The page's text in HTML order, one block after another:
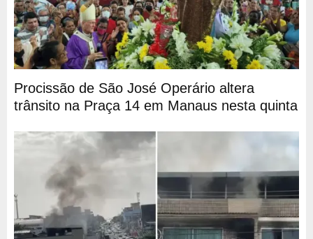
Procissão de São José Operário altera
trânsito na Praça 14 em Manaus nesta quinta